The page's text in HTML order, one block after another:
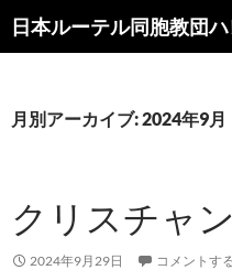
ン
ツ
ッ
索
月別アーカイブ: 2024年9月
クリスチャ
2024年9月29日 コメントす